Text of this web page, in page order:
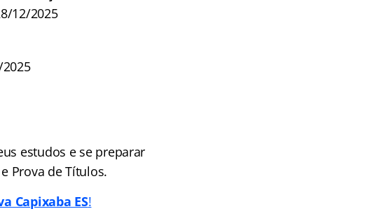
12/2025
estudos e se preparar
Prova de Títulos.
Capixaba ES!